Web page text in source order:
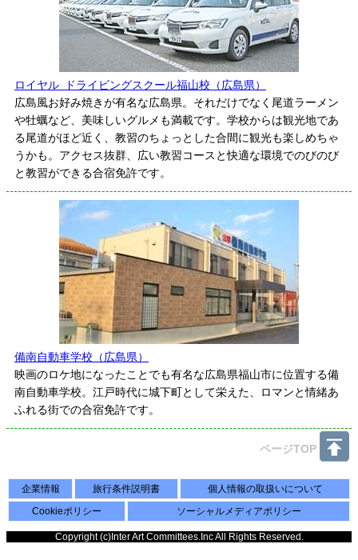
ロイヤル ドライビングスクール福山校（広島県）
広島風お好み焼きが有名な広島県。それだけでなく尾道ラーメン
や牡蠣など、美味しいグルメも満載です。学校からは観光地であ
る尾道がほど近く、教習のちょっとした合間に観光も楽しめちゃ
うかも。アクセス抜群、広い教習コースと快適な環境でのびのび
と教習ができる合宿免許です。
備南自動車学校（広島県）
映画のロケ地になったことでも有名な広島県福山市に位置する備
南自動車学校。江戸時代に城下町として栄えた、ロマンと情緒あ
ふれる街での合宿免許です。
ページTOP
企業情報 旅行条件説明書
個人情報の取扱いについて
Cookieポリシー
ソーシャルメディアポリシー
Copyright (c)Inter Art Committees.Inc All Rights Reserved.